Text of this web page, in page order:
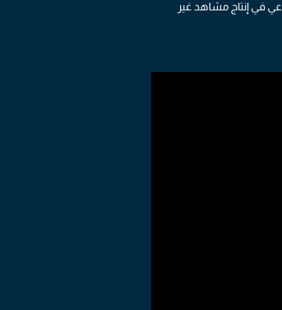
في إنتاج مشاهد غير